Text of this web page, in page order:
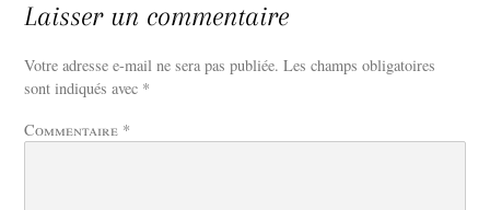
Laisser un commentaire
Votre adresse e-mail ne sera pas publiée. Les champs obligatoires
sont indiqués avec *
Commentaire *